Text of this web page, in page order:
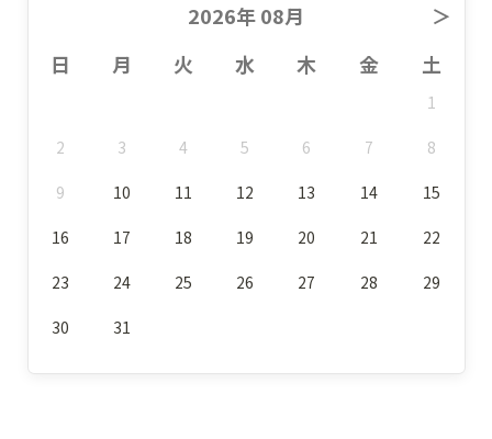
2026年 08月
＞
日
月 火 水 木 金 土
1
2 3 4 5 6 7 8
9 10 11 12 13 14 15
16 17 18 19 20 21 22
23 24 25 26 27 28 29
30 31